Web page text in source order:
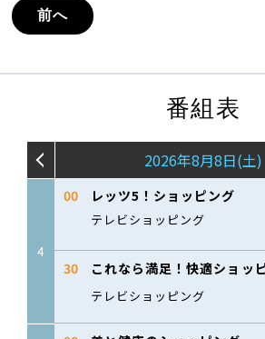
前へ
番組表